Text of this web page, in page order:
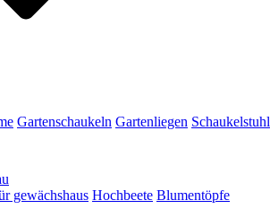
Gartenschaukeln Gartenliegen Schaukelstuhl
gewächshaus Hochbeete Blumentöpfe